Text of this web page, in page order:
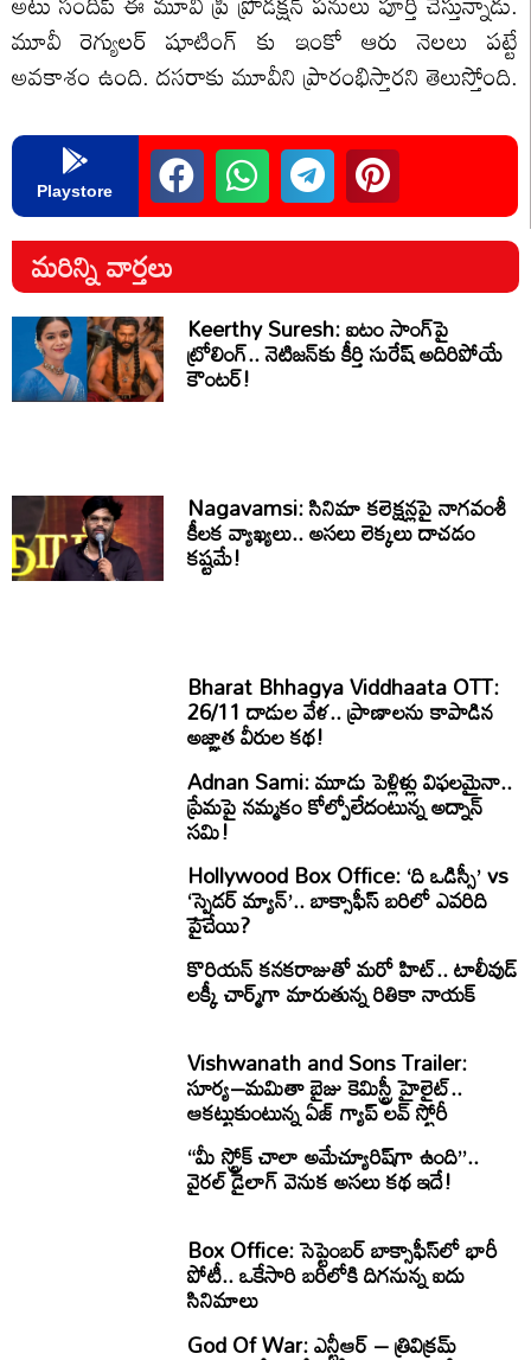
మూవీ రెగ్యులర్ షూటింగ్ కు ఇంకో ఆరు నెలలు పట్టే
అవకాశం ఉంది. దసరాకు మూవీని ప్రారంభిస్తారని తెలుస్తోంది.
Playstore
మరిన్ని వార్తలు
Keerthy Suresh: ఐటం సాంగ్‌పై
ట్రోలింగ్.. నెటిజన్‌కు కీర్తి సురేష్ అదిరిపోయే
కౌంటర్!
Nagavamsi: సినిమా కలెక్షన్లపై నాగవంశీ
కీలక వ్యాఖ్యలు.. అసలు లెక్కలు దాచడం
కష్టమే!
Bharat Bhhagya Viddhaata OTT:
26/11 దాడుల వేళ.. ప్రాణాలను కాపాడిన
అజ్ఞాత వీరుల కథ!
Adnan Sami: మూడు పెళ్లిళ్లు విఫలమైనా..
ప్రేమపై నమ్మకం కోల్పోలేదంటున్న అద్నాన్
సమి!
Hollywood Box Office: ‘ది ఒడిస్సీ’ vs
‘స్పైడర్ మ్యాన్’.. బాక్సాఫీస్ బరిలో ఎవరిది
పైచేయి?
కొరియన్ కనకరాజుతో మరో హిట్.. టాలీవుడ్
లక్కీ చార్మ్‌గా మారుతున్న రితికా నాయక్
Vishwanath and Sons Trailer:
సూర్య–మమితా బైజు కెమిస్ట్రీ హైలైట్..
ఆకట్టుకుంటున్న ఏజ్ గ్యాప్ లవ్ స్టోరీ
“మీ స్ట్రోక్ చాలా అమేచ్యూరిష్‌గా ఉంది”..
వైరల్ డైలాగ్ వెనుక అసలు కథ ఇదే!
Box Office: సెప్టెంబర్ బాక్సాఫీస్‌లో భారీ
పోటీ.. ఒకేసారి బరిలోకి దిగనున్న ఐదు
సినిమాలు
God Of War: ఎన్టీఆర్ – త్రివిక్రమ్